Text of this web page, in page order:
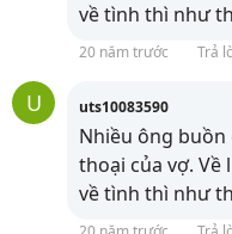
về tình thì như
20 năm trước Trả
U uts10083590
Nhiều ông
thoại của vợ. Về
về tình thì như